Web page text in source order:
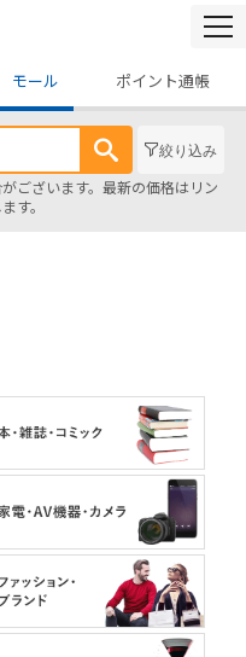
モール ポイント通帳
絞り込み
ございます。最新の価格はリン
す。